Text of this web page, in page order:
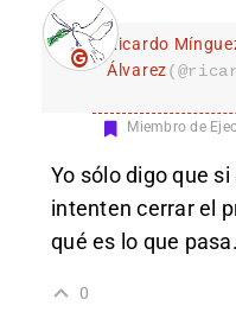
Ricardo
Álvarez
Miembro de
Yo sólo digo que
intenten cerrar el
qué es lo que pasa.
0